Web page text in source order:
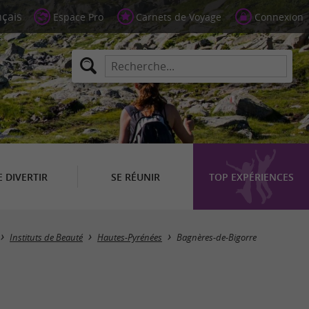
Espace Pro Carnets de Voyage Connexion
DIVERTIR SE RÉUNIR TOP EXPÉRIENCES
Masquer la carte
Instituts de Beauté Hautes-Pyrénées Bagnères-de-Bigorre